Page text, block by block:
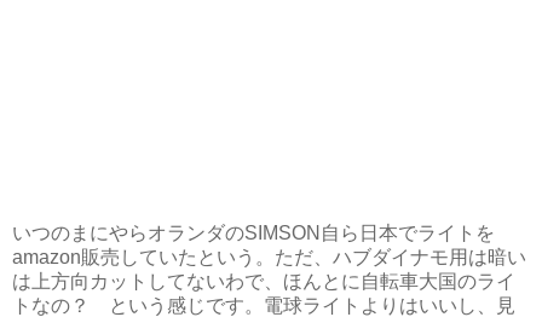
いつのまにやらオランダのSIMSON自ら日本でライトを
amazon販売していたという。ただ、ハブダイナモ用は暗い
は上方向カットしてないわで、ほんとに自転車大国のライ
トなの？ という感じです。電球ライトよりはいいし、見